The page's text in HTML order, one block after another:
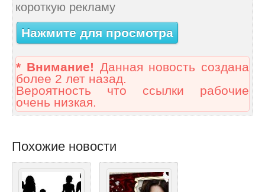
короткую рекламу
Нажмите для просмотра
* Внимание! Данная новость создана
более 2 лет назад.
Вероятность что ссылки рабочие
очень низкая.
Похожие новости